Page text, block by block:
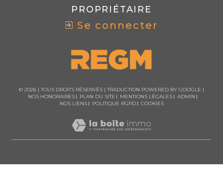
PROPRIÉTAIRE
Se connecter
© 2026 | TOUS DROITS RÉSERVÉS | TRADUCTION POWERED BY GOOGLE |
NOS HONORAIRES
PLAN DU SITE MENTIONS LÉGALES
ADMIN
NOS LIENS
POLITIQUE RGPD COOKIES